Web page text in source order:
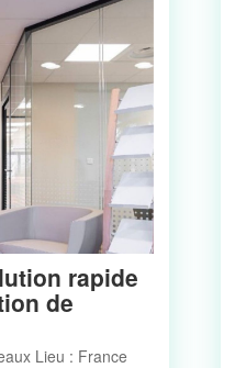
rapide
de
Lieu : France